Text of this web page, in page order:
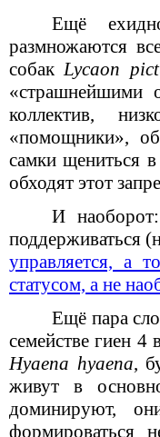
Ещё
размножаются
собакLycaon
«страшнейшими
коллектив,
«помощники»,
самки щениться
обходят этот
И
поддерживаться
управляется, а
статусом, а не
Ещё пара
семействе гиен
Hyaena hyaena,
живут в
доминируют,
формироваться